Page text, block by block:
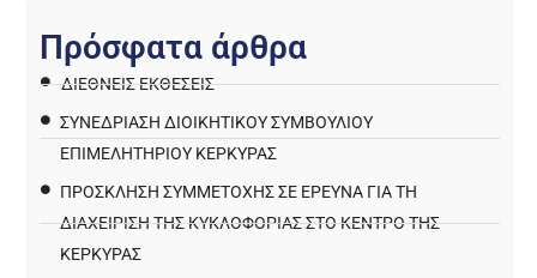
Πρόσφατα άρθρα
ΔΙΕΘΝΕΙΣ ΕΚΘΕΣΕΙΣ
ΣΥΝΕΔΡΙΑΣΗ ΔΙΟΙΚΗΤΙΚΟΥ ΣΥΜΒΟΥΛΙΟΥ
ΕΠΙΜΕΛΗΤΗΡΙΟΥ ΚΕΡΚΥΡΑΣ
ΠΡΌΣΚΛΗΣΗ ΣΥΜΜΕΤΟΧΉΣ ΣΕ ΈΡΕΥΝΑ ΓΙΑ ΤΗ
ΔΙΑΧΕΊΡΙΣΗ ΤΗΣ ΚΥΚΛΟΦΟΡΊΑΣ ΣΤΟ ΚΈΝΤΡΟ ΤΗΣ
ΚΈΡΚΥΡΑΣ